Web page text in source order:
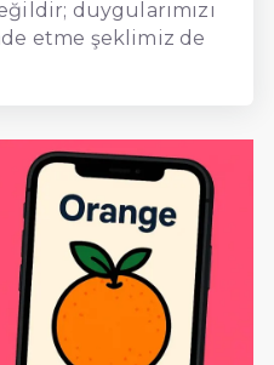
duygularımızı
etme şeklimiz de